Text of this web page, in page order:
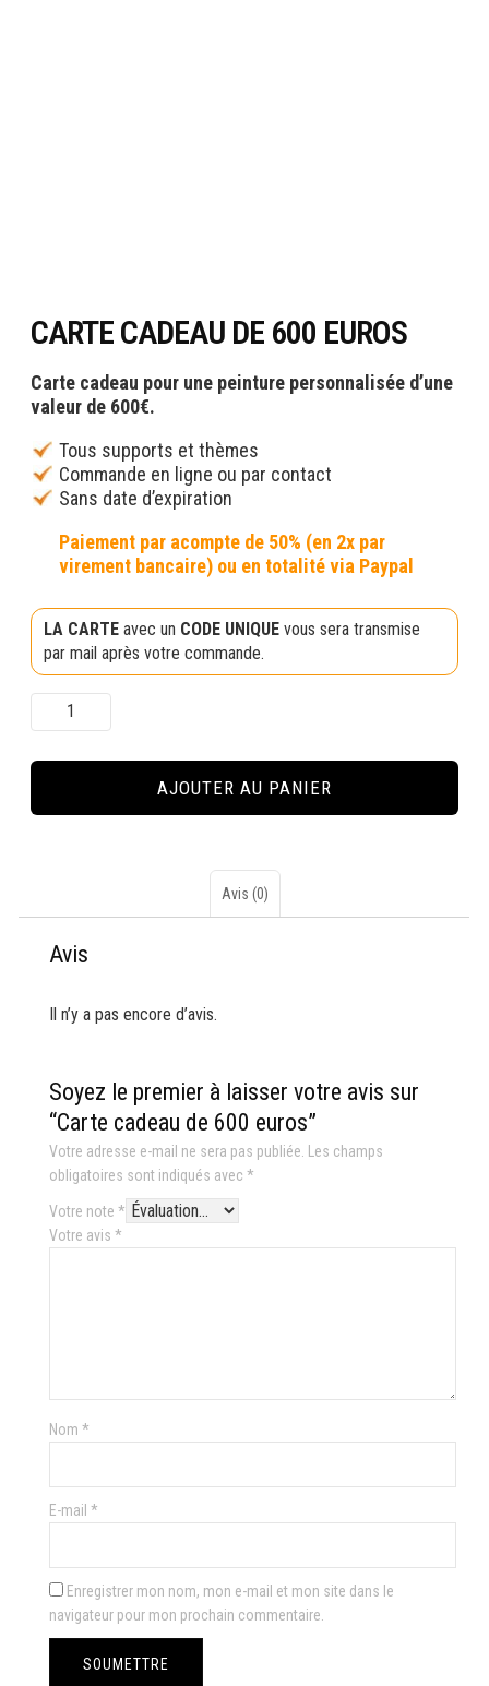
CARTE CADEAU DE 600 EUROS
Carte cadeau pour une peinture personnalisée d’une
valeur de 600€.
Tous supports et thèmes
Commande en ligne ou par contact
Sans date d’expiration
LA CARTE avec un CODE UNIQUE vous sera transmise
par mail après votre commande.
quantité
de
600
AJOUTER AU PANIER
Avis (0)
Avis
Il n’y a pas encore d’avis.
Soyez le premier à laisser votre avis sur
“Carte cadeau de 600 euros”
Votre adresse e-mail ne sera pas publiée.
Les champs
obligatoires sont indiqués avec *
Votre note *
Votre avis *
Nom *
E-mail *
Enregistrer mon nom, mon e-mail et mon site dans le
navigateur pour mon prochain commentaire.